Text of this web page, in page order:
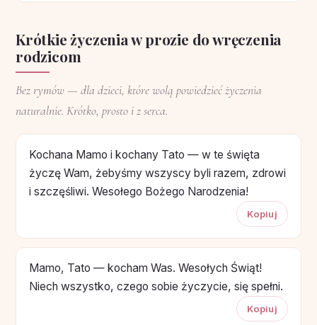
Krótkie życzenia w prozie do wręczenia
rodzicom
Bez rymów — dla dzieci, które wolą powiedzieć życzenia
naturalnie. Krótko, prosto i z serca.
Kochana Mamo i kochany Tato — w te święta
życzę Wam, żebyśmy wszyscy byli razem, zdrowi
i szczęśliwi. Wesołego Bożego Narodzenia!
Kopiuj
Mamo, Tato — kocham Was. Wesołych Świąt!
Niech wszystko, czego sobie życzycie, się spełni.
Kopiuj